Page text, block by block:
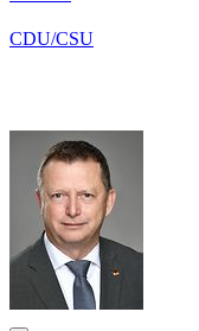
CDU/CSU